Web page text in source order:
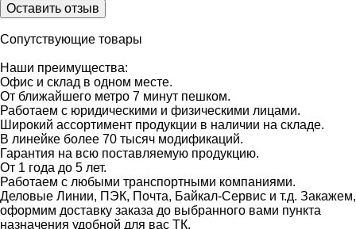
Оставить отзыв
Сопутствующие товары
Наши преимущества:
Офис и склад в одном месте.
От ближайшего метро 7 минут пешком.
Работаем с юридическими и физическими лицами.
Широкий ассортимент продукции в наличии на складе.
В линейке более 70 тысяч модификаций.
Гарантия на всю поставляемую продукцию.
От 1 года до 5 лет.
Работаем с любыми транспортными компаниями.
Деловые Линии, ПЭК, Почта, Байкал-Сервис и т.д. Закажем,
оформим доставку заказа до выбранного вами пункта
назначения удобной для вас ТК.